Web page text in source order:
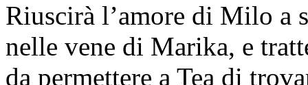
Riuscirà l’amore di Milo a
nelle vene di Marika, e
da permettere a Tea di